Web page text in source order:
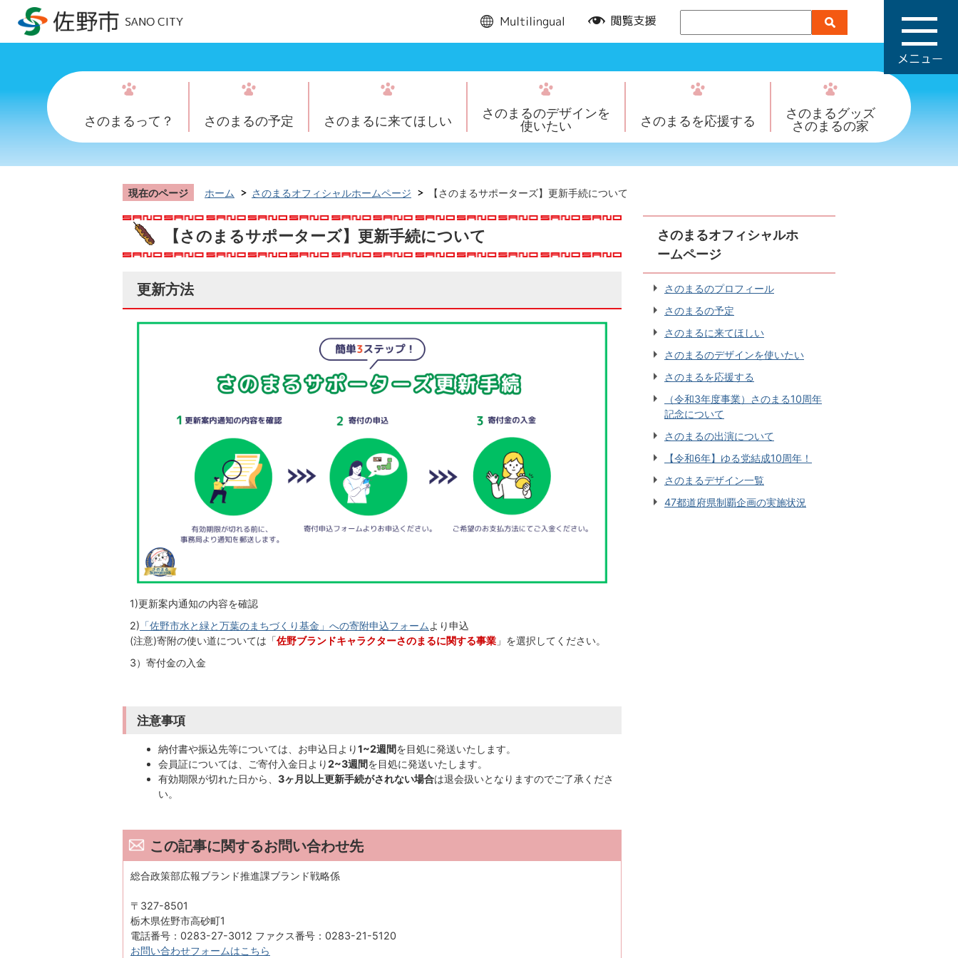
multilingual
閲
さのまるって？ さのまるの予定 さのまるに来てほしい
さのまるのデザインを
使いたい
さのまるを応援する
さのまるグッズ
さのまるの家
現在のページ ホーム さのまるオフィシャルホームページ 【さのまるサポーターズ】更新手続について
【さのまるサポーターズ】更新手続について
更新方法
1)更新案内通知の内容を確認
2) 「佐野市水と緑と万葉のまちづくり基金」への寄附申込フォーム より申込
(注意)寄附の使い道については「佐野ブランドキャラクターさのまるに関する事業 」を選択してください。
3）寄付金の入金
注意事項
納付書や振込先等については、お申込日より1~2週間を目処に発送いたします。
会員証については、ご寄付入金日より2~3週間を目処に発送いたします。
有効期限が切れた日から、3ヶ月以上更新手続がされない場合は退会扱いとなりますのでご了承くださ
い。
この記事に関するお問い合わせ先
総合政策部広報ブランド推進課ブランド戦略係
〒327-8501
栃木県佐野市高砂町1
電話番号：0283-27-3012 ファクス番号：0283-21-5120
お問い合わせフォームはこちら
さのまるオフィシャルホ
ームページ
さのまるのプロフィール
さのまるの予定
さのまるに来てほしい
さのまるのデザインを使いたい
さのまるを応援する
（令和3年度事業）さのまる10周年
記念について
さのまるの出演について
【令和6年】ゆる党結成10周年！
さのまるデザイン一覧
47都道府県制覇企画の実施状況